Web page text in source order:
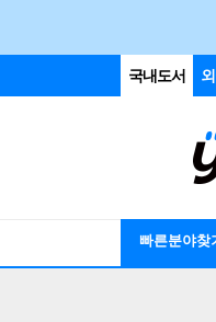
국내도서
빠른분야찾